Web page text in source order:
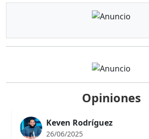
Opiniones
Keven Rodríguez
26/06/2025